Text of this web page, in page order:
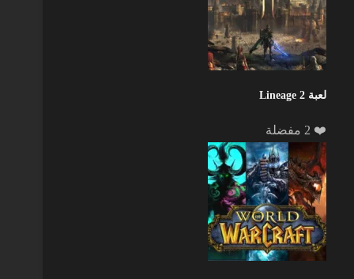
لعبة Lineage 2
❤️ 2 مفضلة